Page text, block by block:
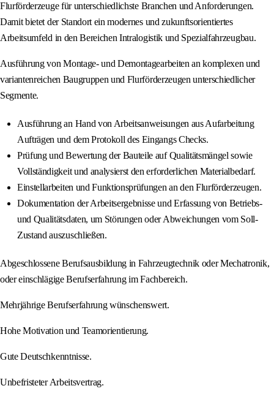
Flurförderzeuge für unterschiedlichste Branchen und Anforderungen.
Damit bietet der Standort ein modernes und zukunftsorientiertes
Arbeitsumfeld in den Bereichen Intralogistik und Spezialfahrzeugbau.
Ausführung von Montage- und Demontagearbeiten an komplexen und
variantenreichen Baugruppen und Flurförderzeugen unterschiedlicher
Segmente.
Ausführung an Hand von Arbeitsanweisungen aus Aufarbeitung
Aufträgen und dem Protokoll des Eingangs Checks.
Prüfung und Bewertung der Bauteile auf Qualitätsmängel sowie
Vollständigkeit und analysierst den erforderlichen Materialbedarf.
Einstellarbeiten und Funktionsprüfungen an den Flurförderzeugen.
Dokumentation der Arbeitsergebnisse und Erfassung von Betriebs-
und Qualitätsdaten, um Störungen oder Abweichungen vom Soll-
Zustand auszuschließen.
Abgeschlossene Berufsausbildung in Fahrzeugtechnik oder Mechatronik,
oder einschlägige Berufserfahrung im Fachbereich.
Mehrjährige Berufserfahrung wünschenswert.
Hohe Motivation und Teamorientierung.
Gute Deutschkenntnisse.
Unbefristeter Arbeitsvertrag.